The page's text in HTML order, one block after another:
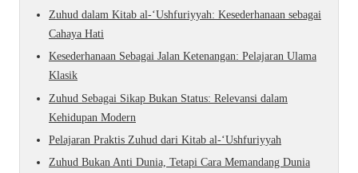
Zuhud dalam Kitab al-‘Ushfuriyyah: Kesederhanaan sebagai
Cahaya Hati
Kesederhanaan Sebagai Jalan Ketenangan: Pelajaran Ulama
Klasik
Zuhud Sebagai Sikap Bukan Status: Relevansi dalam
Kehidupan Modern
Pelajaran Praktis Zuhud dari Kitab al-‘Ushfuriyyah
Zuhud Bukan Anti Dunia, Tetapi Cara Memandang Dunia